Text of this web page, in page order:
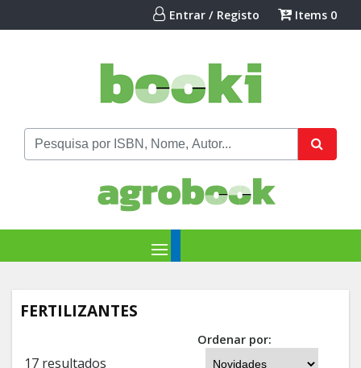
Entrar / Registo Items 0
FERTILIZANTES
17 resultados
Ordenar por: